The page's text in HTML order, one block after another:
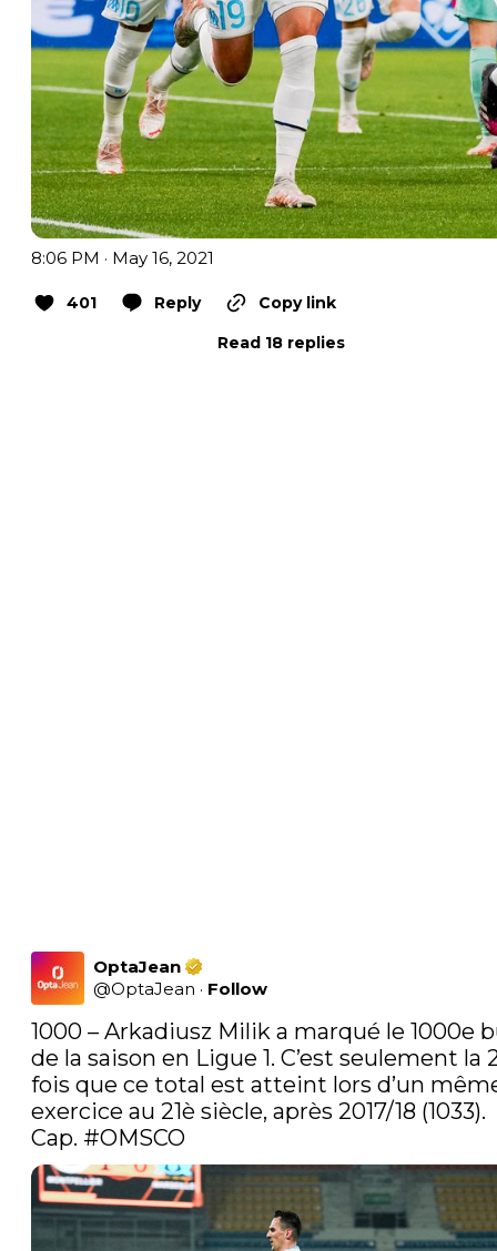
8:06 PM · May 16, 2021
401 Reply
Copy link
Read 18 replies
OptaJean
@OptaJean · Follow
1000 – Arkadiusz Milik a marqué le 1000e
de la saison en Ligue 1. C’est seulement la
fois que ce total est atteint lors d’un
exercice au 21è siècle, après 2017/18 (1033).
Cap. #OMSCO